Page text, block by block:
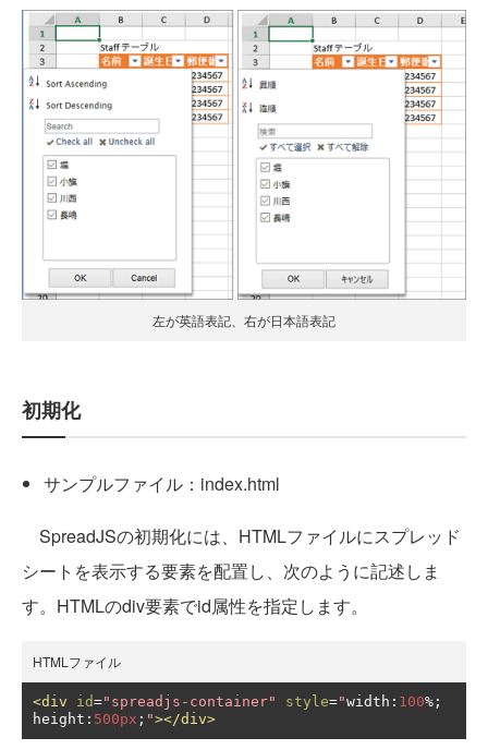
左が英語表記、右が日本語表記
初期化
サンプルファイル：index.html
SpreadJSの初期化には、HTMLファイルにスプレッド
シートを表示する要素を配置し、次のように記述しま
す。HTMLのdiv要素でid属性を指定します。
HTMLファイル
<div id="spreadjs-container" style="width : 100%;
height : 500px ; "></div>